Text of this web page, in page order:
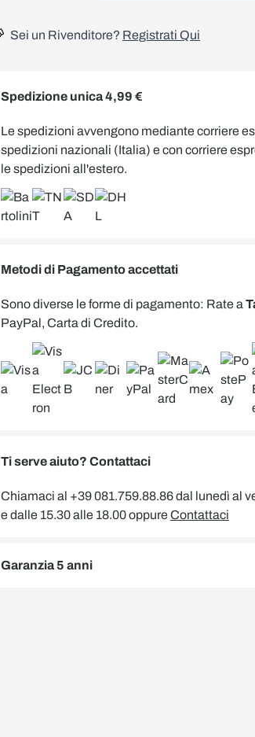
Sei un Rivenditore? Registrati Qui
Spedizione unica 4,99 €
Le spedizioni avvengono mediante corriere
spedizioni nazionali (Italia) e con corriere
le spedizioni all'estero.
Metodi di Pagamento accettati
Sono diverse le forme di pagamento: Rate a
PayPal, Carta di Credito.
Ti serve aiuto? Contattaci
Chiamaci al +39 081.759.88.86 dal lunedì al
e dalle 15.30 alle 18.00 oppureContattaci
Garanzia 5 anni